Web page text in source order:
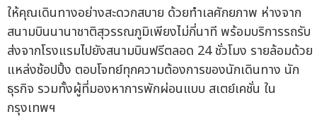
ให้คุณเดินทางอย่างสะดวกสบาย ด้วยทำเลศักยภาพ ห่างจาก
สนามบินนานาชาติสุวรรณภูมิเพียงไม่กี่นาที พร้อมบริการรถรับ
ส่งจากโรงแรมไปยังสนามบินฟรีตลอด 24 ชั่วโมง รายล้อมด้วย
แหล่งช้อปปิ้ง ตอบโจทย์ทุกความต้องการของนักเดินทาง นัก
ธุรกิจ รวมทั้งผู้ที่มองหาการพักผ่อนแบบ สเตย์เคชั่น ใน
กรุงเทพฯ